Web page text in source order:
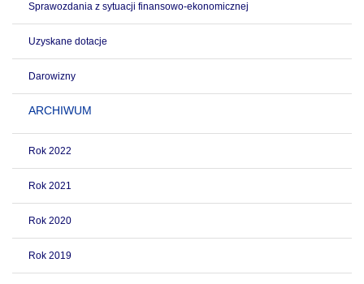
Sprawozdania z sytuacji finansowo-ekonomicznej
Uzyskane dotacje
Darowizny
ARCHIWUM
Rok 2022
Rok 2021
Rok 2020
Rok 2019